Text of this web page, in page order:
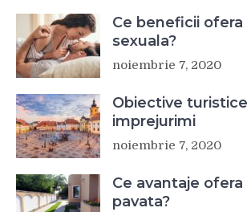
Ce beneficii
sexuala?
noiembrie 7, 2020
Obiective
imprejurimi
noiembrie 7, 2020
Ce avantaje
pavata?